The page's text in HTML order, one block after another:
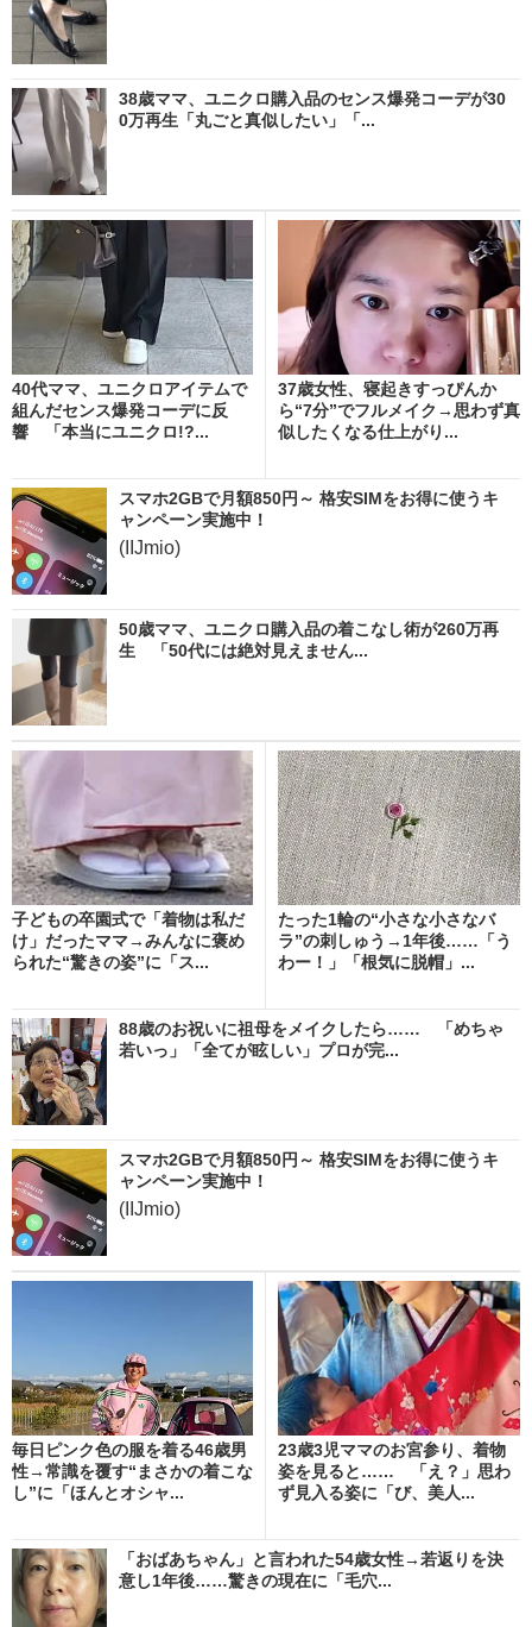
38歳ママ、ユニクロ購入品のセンス爆発コーデが30
0万再生「丸ごと真似したい」「...
40代ママ、ユニクロアイテムで
組んだセンス爆発コーデに反
響 「本当にユニクロ!?...
37歳女性、寝起きすっぴんか
ら“7分”でフルメイク→思わず真
似したくなる仕上がり...
スマホ2GBで月額850円～ 格安SIMをお得に使うキ
ャンペーン実施中！
(IIJmio)
50歳ママ、ユニクロ購入品の着こなし術が260万再
生 「50代には絶対見えません...
子どもの卒園式で「着物は私だ
け」だったママ→みんなに褒め
られた“驚きの姿”に「ス...
たった1輪の“小さな小さなバ
ラ”の刺しゅう→1年後……「う
わー！」「根気に脱帽」...
88歳のお祝いに祖母をメイクしたら…… 「めちゃ
若いっ」「全てが眩しい」プロが完...
スマホ2GBで月額850円～ 格安SIMをお得に使うキ
ャンペーン実施中！
(IIJmio)
毎日ピンク色の服を着る46歳男
性→常識を覆す“まさかの着こな
し”に「ほんとオシャ...
23歳3児ママのお宮参り、着物
姿を見ると…… 「え？」思わ
ず見入る姿に「び、美人...
「おばあちゃん」と言われた54歳女性→若返りを決
意し1年後……驚きの現在に「毛穴...